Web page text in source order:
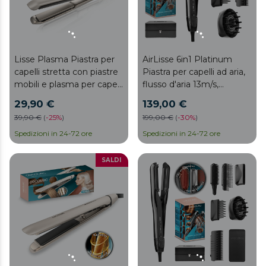
Lisse Plasma Piastra per
capelli stretta con piastre
mobili e plasma per capelli
29,90 €
39,90 € (-25%)
Spedizioni in 24-72 ore
AirLisse 6in1 Platinum
Piastra per capelli ad aria,
flusso d'aria 13m/s,
plasma, motore Brushless,
6 accessori inclusi,
spazzola convenzionale
inclusa, custodia premium
139,00 €
199,00 € (-30%)
Spedizioni in 24-72 ore
SALDI